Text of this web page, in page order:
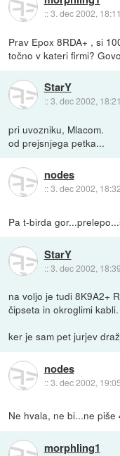
::3. dec 2002, 18:11
Prav Epox 8RDA+ , si
točno v kateri firmi?
StarY
::3. dec 2002, 18:21
pri uvozniku, Mlacom.
od prejsnjega petka...
nodes
::3. dec 2002, 18:32
Pa t-birda
StarY
::3. dec 2002, 18:39
na voljo je tudi 8K9A2+
čipseta in okroglimi kabli.
ker je sam pet jurjev
nodes
::3. dec 2002, 19:05
Ne hvala, ne bi...ne piše
morphling1